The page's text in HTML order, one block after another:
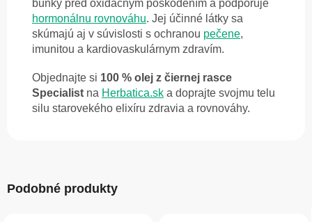
bunky pred oxidačným poškodením a podporuje
hormonálnu rovnováhu. Jej účinné látky sa
skúmajú aj v súvislosti s ochranou pečene,
imunitou a kardiovaskulárnym zdravím.
Objednajte si 100 % olej z čiernej rasce
Specialist na Herbatica.sk a doprajte svojmu telu
silu starovekého elixíru zdravia a rovnováhy.
Podobné produkty